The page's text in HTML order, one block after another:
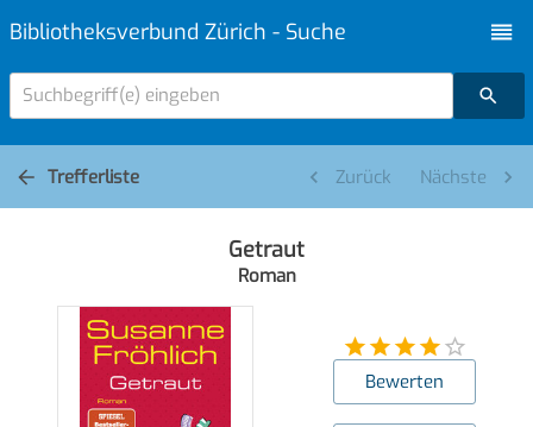
Bibliotheksverbund Zürich - Suche
Suchbegriff(e) eingeben
Trefferliste Zurück Nächste
Getraut
Roman
Bewerten